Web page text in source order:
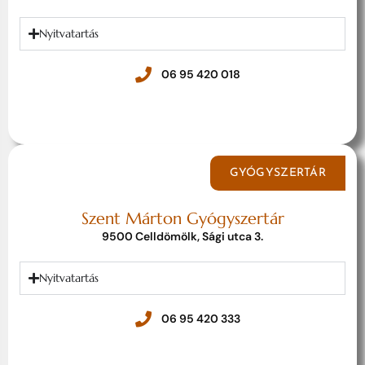
Nyitvatartás
06 95 420 018
GYÓGYSZERTÁR
Szent Márton Gyógyszertár
9500 Celldömölk, Sági utca 3.
Nyitvatartás
06 95 420 333